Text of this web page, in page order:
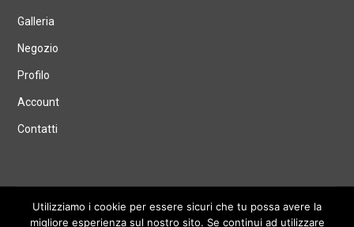
Galleria
Negozio
Profilo
Account
Contatti
© mtquinto - Privacy Policy
Utilizziamo i cookie per essere sicuri che tu possa avere la
migliore esperienza sul nostro sito. Se continui ad utilizzare